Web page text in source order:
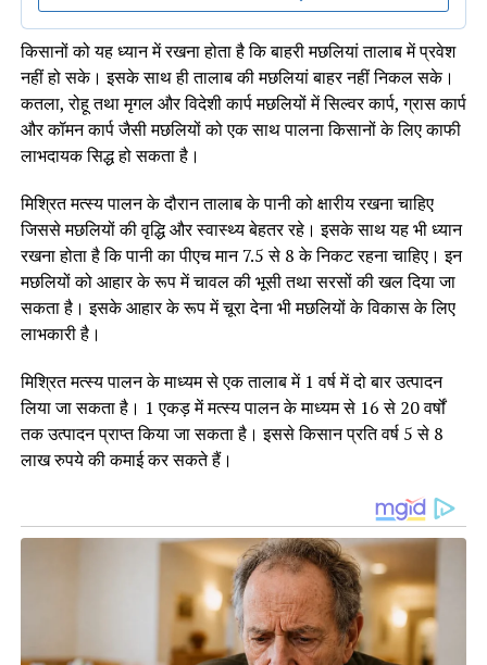
किसानों को यह ध्यान में रखना होता है कि बाहरी मछलियां तालाब में प्रवेश
नहीं हो सके। इसके साथ ही तालाब की मछलियां बाहर नहीं निकल सके।
कतला, रोहू तथा मृगल और विदेशी कार्प मछलियों में सिल्वर कार्प, ग्रास कार्प
और कॉमन कार्प जैसी मछलियों को एक साथ पालना किसानों के लिए काफी
लाभदायक सिद्ध हो सकता है।
मिश्रित मत्स्य पालन के दौरान तालाब के पानी को क्षारीय रखना चाहिए
जिससे मछलियों की वृद्धि और स्वास्थ्य बेहतर रहे। इसके साथ यह भी ध्यान
रखना होता है कि पानी का पीएच मान 7.5 से 8 के निकट रहना चाहिए। इन
मछलियों को आहार के रूप में चावल की भूसी तथा सरसों की खल दिया जा
सकता है। इसके आहार के रूप में चूरा देना भी मछलियों के विकास के लिए
लाभकारी है।
मिश्रित मत्स्य पालन के माध्यम से एक तालाब में 1 वर्ष में दो बार उत्पादन
लिया जा सकता है। 1 एकड़ में मत्स्य पालन के माध्यम से 16 से 20 वर्षों
तक उत्पादन प्राप्त किया जा सकता है। इससे किसान प्रति वर्ष 5 से 8
लाख रुपये की कमाई कर सकते हैं।